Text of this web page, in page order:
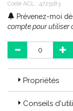
Code ACL : 4725183
Prévenez-moi
compte pour utiliser
Propriétés
Conseils